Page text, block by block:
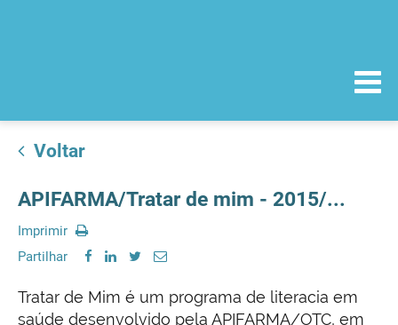
Voltar
APIFARMA/Tratar de mim - 2015/...
Imprimir
Partilhar
Tratar de Mim é um programa de literacia em
saúde desenvolvido pela APIFARMA/OTC, em